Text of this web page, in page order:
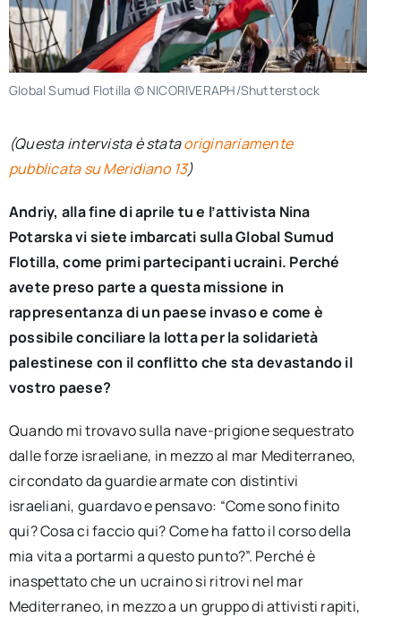
Global Sumud Flotilla © NICORIVERAPH/Shutterstock
(Questa intervista è stataoriginariamente
pubblicata su Meridiano 13)
Andriy, alla fine di aprile tu e l’attivista Nina
Potarska vi siete imbarcati sulla Global Sumud
Flotilla, come primi partecipanti ucraini. Perché
avete preso parte a questa missione in
rappresentanza di un paese invaso e come è
possibile conciliare la lotta per la solidarietà
palestinese con il conflitto che sta devastando il
vostro paese?
Quando mi trovavo sulla nave-prigione sequestrato
dalle forze israeliane, in mezzo al mar Mediterraneo,
circondato da guardie armate con distintivi
israeliani, guardavo e pensavo: “Come sono finito
qui? Cosa ci faccio qui? Come ha fatto il corso della
mia vita a portarmi a questo punto?”. Perché è
inaspettato che un ucraino si ritrovi nel mar
Mediterraneo, in mezzo a un gruppo di attivisti rapiti,